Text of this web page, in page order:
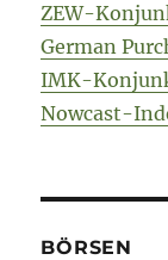
ZEW-
German
IMK-
Nowcast-
BÖRSEN